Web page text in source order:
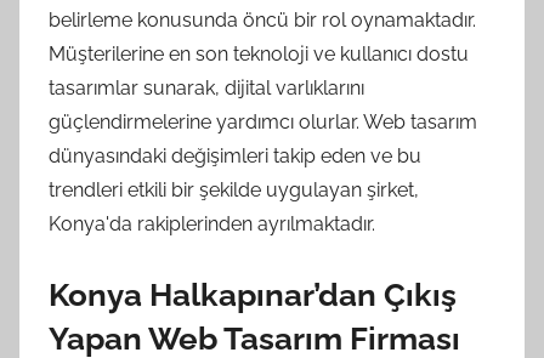
belirleme konusunda öncü bir rol oynamaktadır.
Müşterilerine en son teknoloji ve kullanıcı dostu
tasarımlar sunarak, dijital varlıklarını
güçlendirmelerine yardımcı olurlar. Web tasarım
dünyasındaki değişimleri takip eden ve bu
trendleri etkili bir şekilde uygulayan şirket,
Konya'da rakiplerinden ayrılmaktadır.
Konya Halkapınar’dan Çıkış
Yapan Web Tasarım Firması